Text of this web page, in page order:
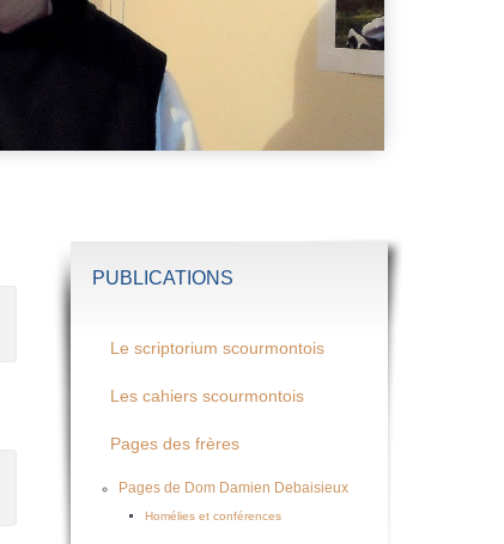
PUBLICATIONS
Le scriptorium scourmontois
Les cahiers scourmontois
Pages des frères
Pages de Dom Damien Debaisieux
Homélies et conférences